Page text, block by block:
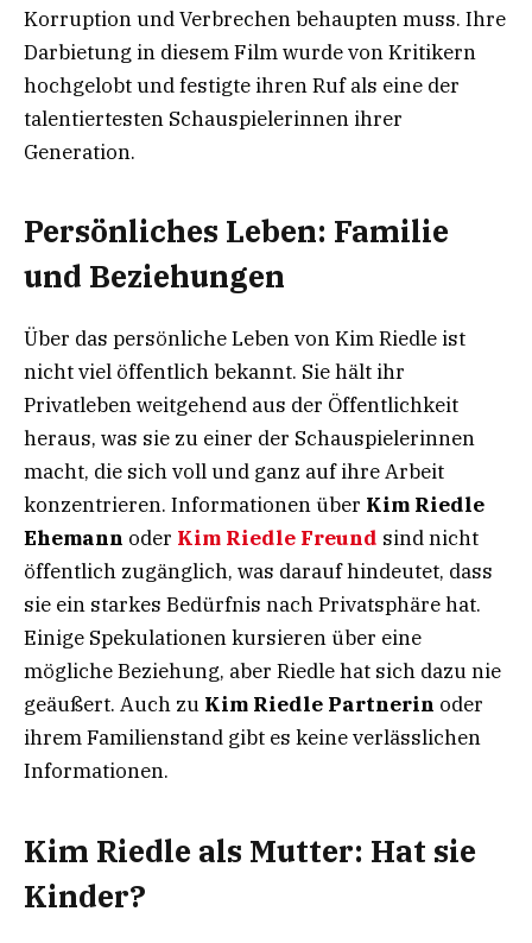
Korruption und Verbrechen behaupten muss. Ihre
Darbietung in diesem Film wurde von Kritikern
hochgelobt und festigte ihren Ruf als eine der
talentiertesten Schauspielerinnen ihrer
Generation.
Persönliches Leben: Familie
und Beziehungen
Über das persönliche Leben von Kim Riedle ist
nicht viel öffentlich bekannt. Sie hält ihr
Privatleben weitgehend aus der Öffentlichkeit
heraus, was sie zu einer der Schauspielerinnen
macht, die sich voll und ganz auf ihre Arbeit
konzentrieren. Informationen über Kim Riedle
Ehemann oder Kim Riedle Freund sind nicht
öffentlich zugänglich, was darauf hindeutet, dass
sie ein starkes Bedürfnis nach Privatsphäre hat.
Einige Spekulationen kursieren über eine
mögliche Beziehung, aber Riedle hat sich dazu nie
geäußert. Auch zu Kim Riedle Partnerin oder
ihrem Familienstand gibt es keine verlässlichen
Informationen.
Kim Riedle als Mutter: Hat sie
Kinder?